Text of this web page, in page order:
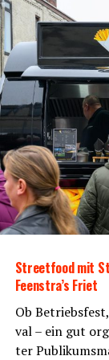
Rain­bow
unver­gess­li­che
Unser
Zel­te in
verlegbar
Robus­te
Street­food mit
Feenstra’s Friet
Ob
val – ein gut
ter